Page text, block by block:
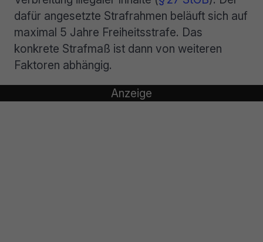
dafür angesetzte Strafrahmen beläuft sich auf
maximal 5 Jahre Freiheitsstrafe. Das
konkrete Strafmaß ist dann von weiteren
Faktoren abhängig.